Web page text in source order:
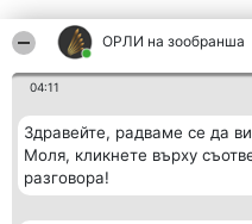
ОРЛИ на зообранша
04:11
Здравейте, радваме се да
Моля, кликнете върху
разговора!